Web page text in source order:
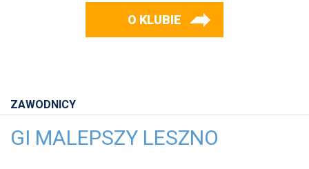
O KLUBIE
ZAWODNICY
GI MALEPSZY LESZNO